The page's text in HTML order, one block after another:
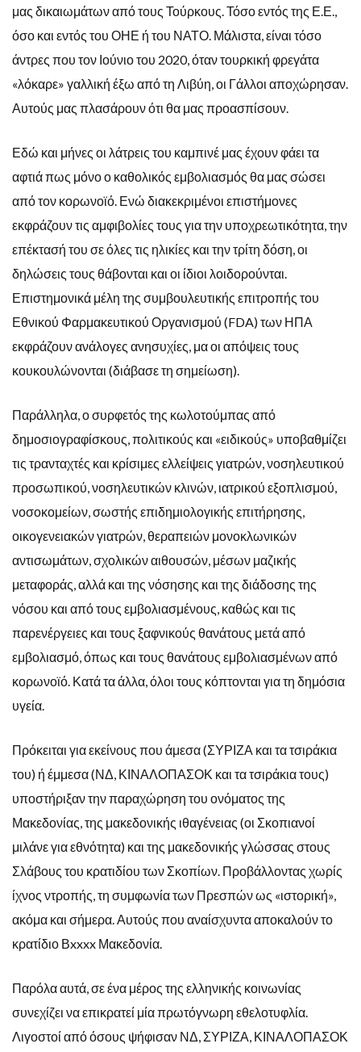
μας δικαιωμάτων από τους Τούρκους. Τόσο εντός της Ε.Ε.,
όσο και εντός του ΟΗΕ ή του ΝΑΤΟ. Μάλιστα, είναι τόσο
άντρες που τον Ιούνιο του 2020, όταν τουρκική φρεγάτα
«λόκαρε» γαλλική έξω από τη Λιβύη, οι Γάλλοι αποχώρησαν.
Αυτούς μας πλασάρουν ότι θα μας προασπίσουν.
Εδώ και μήνες οι λάτρεις του καμπινέ μας έχουν φάει τα
αφτιά πως μόνο ο καθολικός εμβολιασμός θα μας σώσει
από τον κορωνοϊό. Ενώ διακεκριμένοι επιστήμονες
εκφράζουν τις αμφιβολίες τους για την υποχρεωτικότητα, την
επέκτασή του σε όλες τις ηλικίες και την τρίτη δόση, οι
δηλώσεις τους θάβονται και οι ίδιοι λοιδορούνται.
Επιστημονικά μέλη της συμβουλευτικής επιτροπής του
Εθνικού Φαρμακευτικού Οργανισμού (FDA) των ΗΠΑ
εκφράζουν ανάλογες ανησυχίες, μα οι απόψεις τους
κουκουλώνονται (διάβασε τη σημείωση).
Παράλληλα, ο συρφετός της κωλοτούμπας από
δημοσιογραφίσκους, πολιτικούς και «ειδικούς» υποβαθμίζει
τις τρανταχτές και κρίσιμες ελλείψεις γιατρών, νοσηλευτικού
προσωπικού, νοσηλευτικών κλινών, ιατρικού εξοπλισμού,
νοσοκομείων, σωστής επιδημιολογικής επιτήρησης,
οικογενειακών γιατρών, θεραπειών μονοκλωνικών
αντισωμάτων, σχολικών αιθουσών, μέσων μαζικής
μεταφοράς, αλλά και της νόσησης και της διάδοσης της
νόσου και από τους εμβολιασμένους, καθώς και τις
παρενέργειες και τους ξαφνικούς θανάτους μετά από
εμβολιασμό, όπως και τους θανάτους εμβολιασμένων από
κορωνοϊό. Κατά τα άλλα, όλοι τους κόπτονται για τη δημόσια
υγεία.
Πρόκειται για εκείνους που άμεσα (ΣΥΡΙΖΑ και τα τσιράκια
του) ή έμμεσα (ΝΔ, ΚΙΝΑΛΟΠΑΣΟΚ και τα τσιράκια τους)
υποστήριξαν την παραχώρηση του ονόματος της
Μακεδονίας, της μακεδονικής ιθαγένειας (οι Σκοπιανοί
μιλάνε για εθνότητα) και της μακεδονικής γλώσσας στους
Σλάβους του κρατιδίου των Σκοπίων. Προβάλλοντας χωρίς
ίχνος ντροπής, τη συμφωνία των Πρεσπών ως «ιστορική»,
ακόμα και σήμερα. Αυτούς που αναίσχυντα αποκαλούν το
κρατίδιο Βxxxx Μακεδονία.
Παρόλα αυτά, σε ένα μέρος της ελληνικής κοινωνίας
συνεχίζει να επικρατεί μία πρωτόγνωρη εθελοτυφλία.
Λιγοστοί από όσους ψήφισαν ΝΔ, ΣΥΡΙΖΑ, ΚΙΝΑΛΟΠΑΣΟΚ